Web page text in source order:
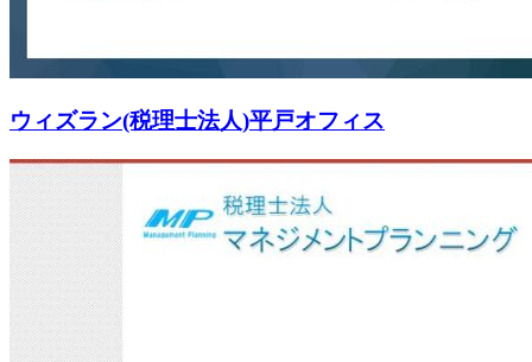
ウィズラン(税理士法人)平戸オフィス